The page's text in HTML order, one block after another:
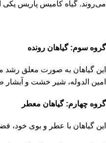
می‌روند. گیاه کامیس پاریس یکی
گروه سوم: گیاهان رونده
این گیاهان به صورت معلق رشد
امین الدوله، شیر خشت و آبشار
گروه چهارم: گیاهان معطر
این گیاهان با عطر و بوی